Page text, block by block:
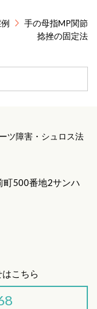
手の母指MP関節
捻挫の固定法
ツ障害・シュロス法
500番地2サンハ
こちら